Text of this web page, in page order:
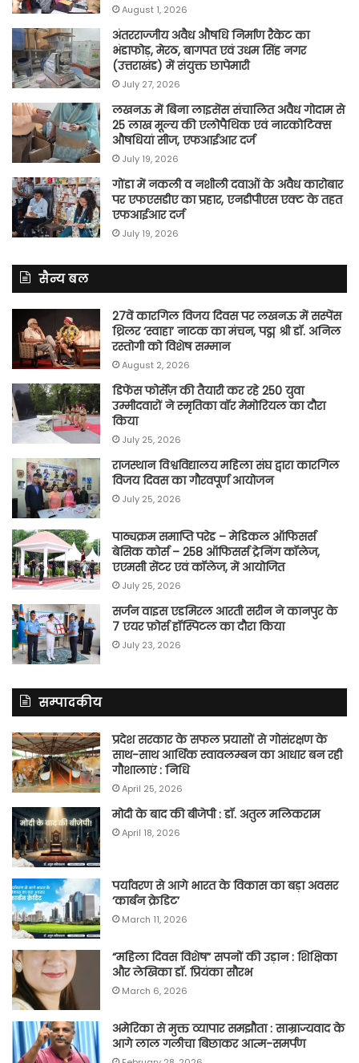
August 1, 2026
अंतरराज्जीय अवैध औषधि निर्माण रैकेट का
भंडाफोड़, मेरठ, बागपत एवं उधम सिंह नगर
(उत्तराखंड) में संयुक्त छापेमारी
July 27, 2026
लखनऊ में बिना लाइसेंस संचालित अवैध गोदाम से
25 लाख मूल्य की एलोपैथिक एवं नारकोटिक्स
औषधियां सीज, एफआईआर दर्ज
July 19, 2026
गोंडा में नकली व नशीली दवाओं के अवैध कारोबार
पर एफएसडीए का प्रहार, एनडीपीएस एक्ट के तहत
एफआईआर दर्ज
July 19, 2026
सैन्य बल
27वें कारगिल विजय दिवस पर लखनऊ में सस्पेंस
थ्रिलर ‘स्वाहा’ नाटक का मंचन, पद्म श्री डॉ. अनिल
रस्तोगी को विशेष सम्मान
August 2, 2026
डिफेंस फोर्सेज़ की तैयारी कर रहे 250 युवा
उम्मीदवारों ने स्मृतिका वॉर मेमोरियल का दौरा
किया
July 25, 2026
राजस्थान विश्वविद्यालय महिला संघ द्वारा कारगिल
विजय दिवस का गौरवपूर्ण आयोजन
July 25, 2026
पाठ्यक्रम समाप्ति परेड – मेडिकल ऑफिसर्स
बेसिक कोर्स – 258 ऑफिसर्स ट्रेनिंग कॉलेज,
एएमसी सेंटर एवं कॉलेज, में आयोजित
July 25, 2026
सर्जन वाइस एडमिरल आरती सरीन ने कानपुर के
7 एयर फ़ोर्स हॉस्पिटल का दौरा किया
July 23, 2026
सम्पादकीय
प्रदेश सरकार के सफल प्रयासों से गोसंरक्षण के
साथ-साथ आर्थिक स्वावलम्बन का आधार बन रही
गौशालाएं : निधि
April 25, 2026
मोदी के बाद की बीजेपी : डॉ. अतुल मलिकराम
April 18, 2026
पर्यावरण से आगे भारत के विकास का बड़ा अवसर
‘कार्बन क्रेडिट’
March 11, 2026
“महिला दिवस विशेष” सपनों की उड़ान : शिक्षिका
और लेखिका डॉ. प्रियंका सौरभ
March 6, 2026
अमेरिका से मुक्त व्यापार समझौता : साम्राज्यवाद के
आगे लाल गलीचा बिछाकर आत्म-समर्पण